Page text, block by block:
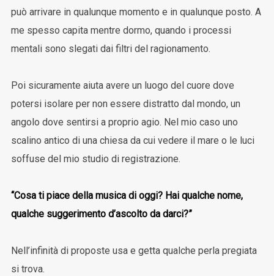
può arrivare in qualunque momento e in qualunque posto. A
me spesso capita mentre dormo, quando i processi
mentali sono slegati dai filtri del ragionamento.
Poi sicuramente aiuta avere un luogo del cuore dove
potersi isolare per non essere distratto dal mondo, un
angolo dove sentirsi a proprio agio. Nel mio caso uno
scalino antico di una chiesa da cui vedere il mare o le luci
soffuse del mio studio di registrazione.
“Cosa ti piace della musica di oggi? Hai qualche nome,
qualche suggerimento d’ascolto da darci?”
Nell’infinità di proposte usa e getta qualche perla pregiata
si trova.